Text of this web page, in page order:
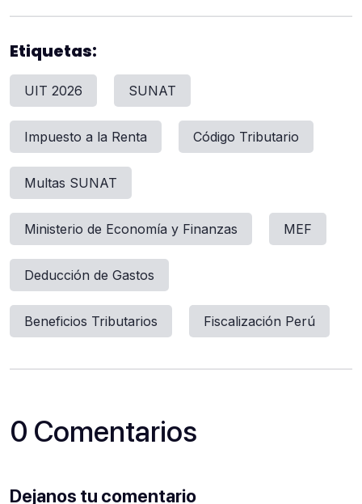
Etiquetas:
UIT 2026 SUNAT
Impuesto a la Renta Código Tributario
Multas SUNAT
Ministerio de Economía y Finanzas MEF
Deducción de Gastos
Beneficios Tributarios Fiscalización Perú
0 Comentarios
Dejanos tu comentario